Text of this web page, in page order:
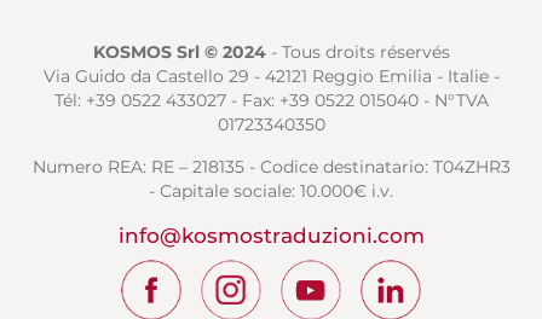
KOSMOS Srl © 2024- Tous droits réservés
Via Guido da Castello 29 - 42121 Reggio Emilia - Italie -
Tél: +39 0522 433027 - Fax: +39 0522 015040 - N°TVA
01723340350
Numero REA: RE – 218135 - Codice destinatario: T04ZHR3
- Capitale sociale: 10.000€ i.v.
info@kosmostraduzioni.com